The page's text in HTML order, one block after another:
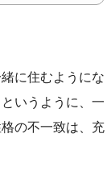
に住むようにな
いうように、一
の不一致は、充